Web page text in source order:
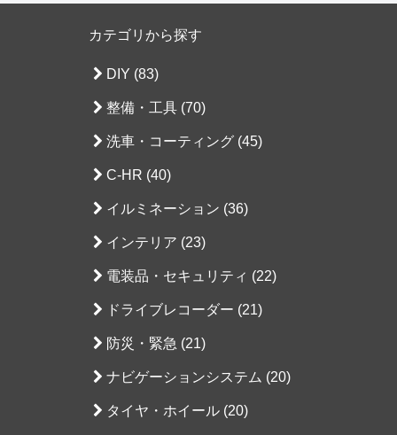
カテゴリから探す
DIY (83)
整備・工具 (70)
洗車・コーティング (45)
C-HR (40)
イルミネーション (36)
インテリア (23)
電装品・セキュリティ (22)
ドライブレコーダー (21)
防災・緊急 (21)
ナビゲーションシステム (20)
タイヤ・ホイール (20)